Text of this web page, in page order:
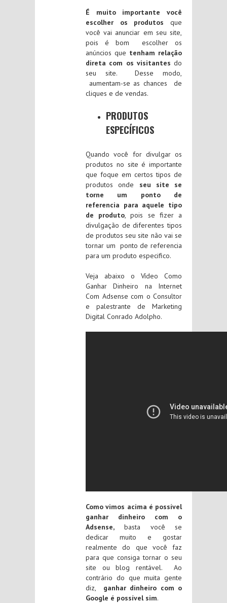
É muito importante você
escolher os produtos que
você vai anunciar em seu site,
pois é bom escolher os
anúncios que tenham relação
direta com os visitantes do
seu site. Desse modo,
aumentam-se as chances de
cliques e de vendas.
PRODUTOS
ESPECÍFICOS
Quando você for divulgar os
produtos no site é importante
que foque em certos tipos de
produtos onde seu site se
torne um ponto de
referencia para aquele tipo
de produto, pois se fizer a
divulgação de diferentes tipos
de produtos seu site não vai se
tornar um ponto de referencia
para um produto especifico.
Veja abaixo o Vídeo Como
Ganhar Dinheiro na Internet
Com Adsense com o Consultor
e palestrante de Marketing
Digital Conrado Adolpho.
Como vimos acima é possível
ganhar dinheiro com o
Adsense, basta você se
dedicar muito e gostar
realmente do que você faz
para que consiga tornar o seu
site ou blog rentável. Ao
contrário do que muita gente
diz, ganhar dinheiro com o
Google é possível sim.